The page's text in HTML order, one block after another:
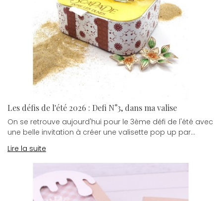
Les défis de l'été 2026 : Defi N°3, dans ma valise
On se retrouve aujourd'hui pour le 3ème défi de l'été avec
une belle invitation à créer une valisette pop up par...
Lire la suite